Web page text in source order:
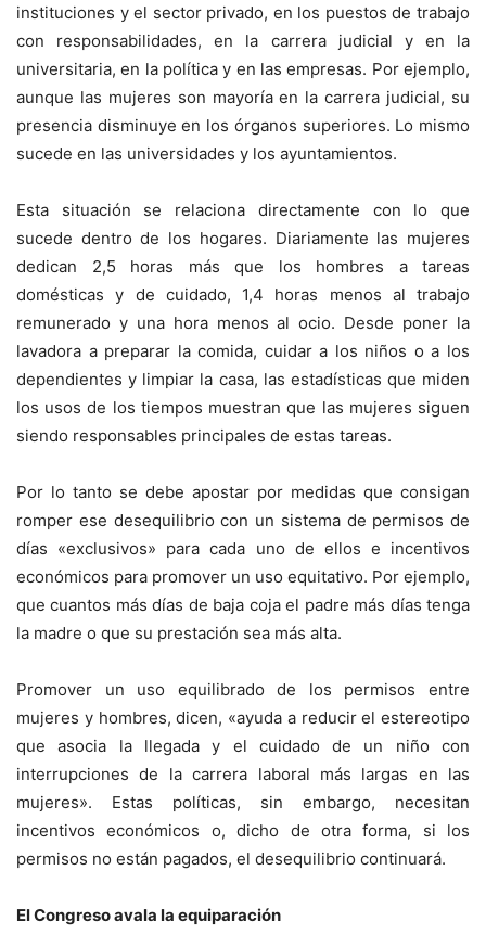
instituciones y el sector privado, en los puestos de trabajo
con responsabilidades, en la carrera judicial y en la
universitaria, en la política y en las empresas. Por ejemplo,
aunque las mujeres son mayoría en la carrera judicial, su
presencia disminuye en los órganos superiores. Lo mismo
sucede en las universidades y los ayuntamientos.
Esta situación se relaciona directamente con lo que
sucede dentro de los hogares. Diariamente las mujeres
dedican 2,5 horas más que los hombres a tareas
domésticas y de cuidado, 1,4 horas menos al trabajo
remunerado y una hora menos al ocio. Desde poner la
lavadora a preparar la comida, cuidar a los niños o a los
dependientes y limpiar la casa, las estadísticas que miden
los usos de los tiempos muestran que las mujeres siguen
siendo responsables principales de estas tareas.
Por lo tanto se debe apostar por medidas que consigan
romper ese desequilibrio con un sistema de permisos de
días «exclusivos» para cada uno de ellos e incentivos
económicos para promover un uso equitativo. Por ejemplo,
que cuantos más días de baja coja el padre más días tenga
la madre o que su prestación sea más alta.
Promover un uso equilibrado de los permisos entre
mujeres y hombres, dicen, «ayuda a reducir el estereotipo
que asocia la llegada y el cuidado de un niño con
interrupciones de la carrera laboral más largas en las
mujeres». Estas políticas, sin embargo, necesitan
incentivos económicos o, dicho de otra forma, si los
permisos no están pagados, el desequilibrio continuará.
El Congreso avala la equiparación